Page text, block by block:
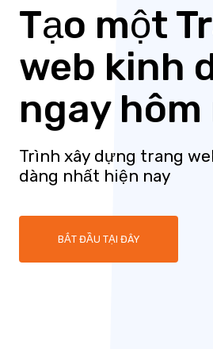
Tạo một
web kinh
ngay hôm
Trình xây dựng trang
dàng nhất hiện nay
BẮT ĐẦU TẠI ĐÂY